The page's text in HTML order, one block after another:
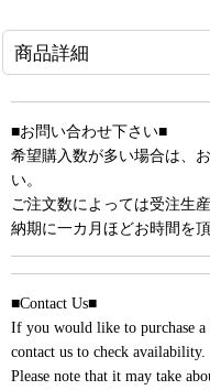
商品詳細
■お問い合わせ下さい■
希望購入数が多い場合は、
い。
ご注文数によっては受注生
納期に一カ月ほどお時間を
■Contact Us■
If you would like to purchase
contact us to check availability.
Please note that it may take